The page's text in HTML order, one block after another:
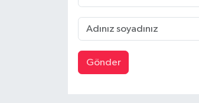
Gönder